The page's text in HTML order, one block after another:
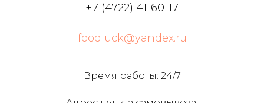
+7 (4722) 41-60-17
foodluck@yandex.ru
Время работы: 24/7